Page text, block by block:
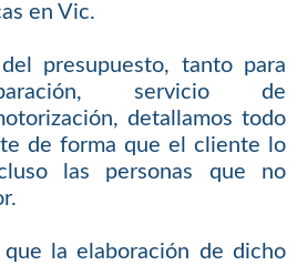
en Vic.
presupuesto, tanto para
servicio de
detallamos todo
de forma que el cliente lo
las personas que no
la elaboración de dicho